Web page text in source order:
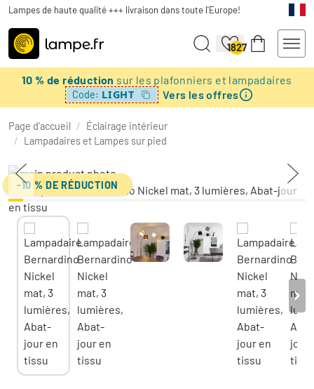
Lampes de haute qualité +++ livraison dans toute l'Europe!
1827
10 % de réduction sur les plafonniers et lampadaires
Code: LIGHT Vers les offres
Page d’accueil / Éclairage intérieur
/ Lampadaires et Lampes sur pied
-10 % DE RÉDUCTION